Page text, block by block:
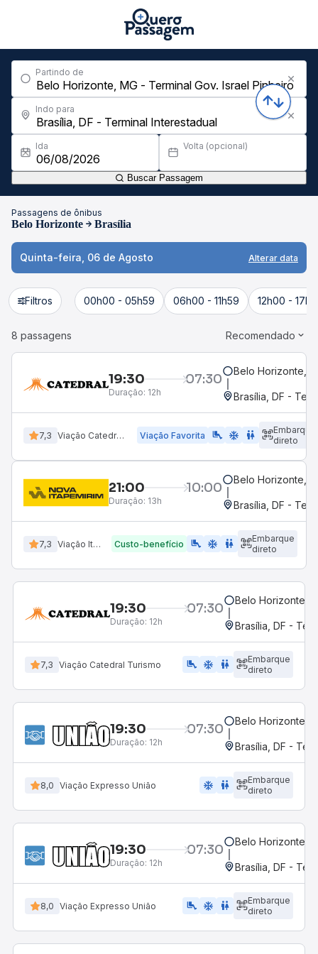
Partindo de
Indo para
Ida Volta (opcional)
Buscar Passagem
Passagens de ônibus
Belo Horizonte Brasília
Quinta-feira, 06 de Agosto Alterar data
Filtros 00h00 - 05h59 06h00 - 11h59 12h00 -
8 passagens Recomendado
19:30 07:30
Duração: 12h
Belo Horizonte,
Brasília, DF -
7,3 Viação Catedral Turismo Viação Favorita airline_seat_legroom_extra ac_unit wc
Embarque
direto
21:00 10:00
Duração: 13h
Belo Horizonte,
Brasília, DF -
7,3 Viação Itapemirim Custo-benefício airline_seat_legroom_extra ac_unit WC
Embarque
direto
19:30 07:30
Duração: 12h
Belo Horizonte,
Brasília, DF -
7,3 Viação Catedral Turismo airline_seat_legroom_extra ac_unit wc
Embarque
direto
19:30 07:30
Duração: 12h
Belo Horizonte,
Brasília, DF -
8,0 Viação Expresso União ac_unit wc
Embarque
direto
19:30 07:30
Duração: 12h
Belo Horizonte,
Brasília, DF -
8,0 Viação Expresso União airline_seat_legroom_extra ac_unit wc
Embarque
direto